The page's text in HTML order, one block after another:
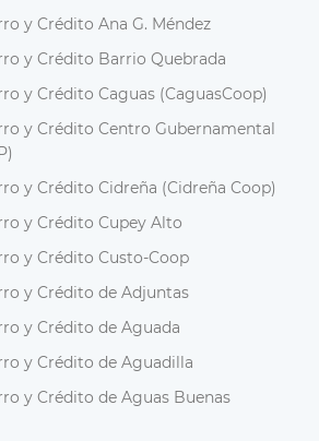
y Crédito Ana G. Méndez
y Crédito Barrio Quebrada
y Crédito Caguas (CaguasCoop)
y Crédito Centro Gubernamental
y Crédito Cidreña (Cidreña Coop)
y Crédito Cupey Alto
y Crédito Custo-Coop
y Crédito de Adjuntas
y Crédito de Aguada
y Crédito de Aguadilla
y Crédito de Aguas Buenas